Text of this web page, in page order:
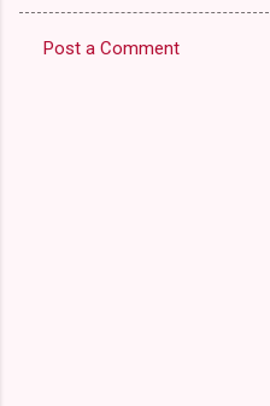
Post a Comment